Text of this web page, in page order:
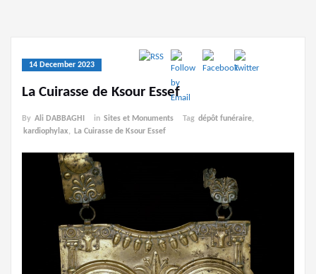
14 December 2023
La Cuirasse de Ksour Essef
By Ali DABBAGHI in Sites et Monuments Tag dépôt funéraire,
kardiophylax, La Cuirasse de Ksour Essef